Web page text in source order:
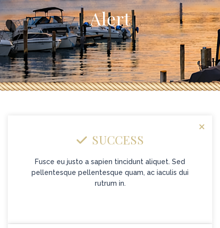
Alert
SUCCESS
Fusce eu justo a sapien tincidunt aliquet. Sed
pellentesque pellentesque quam, ac iaculis dui
rutrum in.